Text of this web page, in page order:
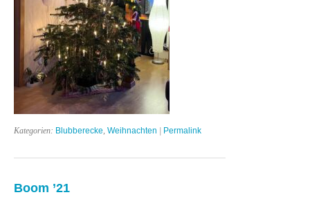
Kategorien: Blubberecke Weihnachten | Permalink
Boom ’21